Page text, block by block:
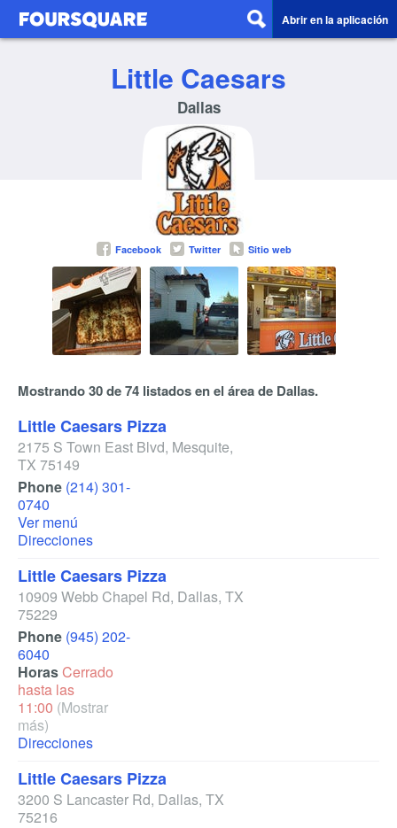
Abrir en la aplicación
Little Caesars
Dallas
Facebook Twitter Sitio web
Mostrando 30 de 74 listados en el área de Dallas.
Little Caesars Pizza
2175 S Town East Blvd, Mesquite,
TX 75149
Phone (214) 301-
0740
Ver menú
Direcciones
Little Caesars Pizza
10909 Webb Chapel Rd, Dallas, TX
75229
Phone (945) 202-
6040
HorasCerrado
hasta las
11:00 (Mostrar
más)
Direcciones
Little Caesars Pizza
3200 S Lancaster Rd, Dallas, TX
75216